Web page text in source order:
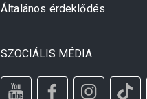
Általános érdeklődés
SZOCIÁLIS MÉDIA